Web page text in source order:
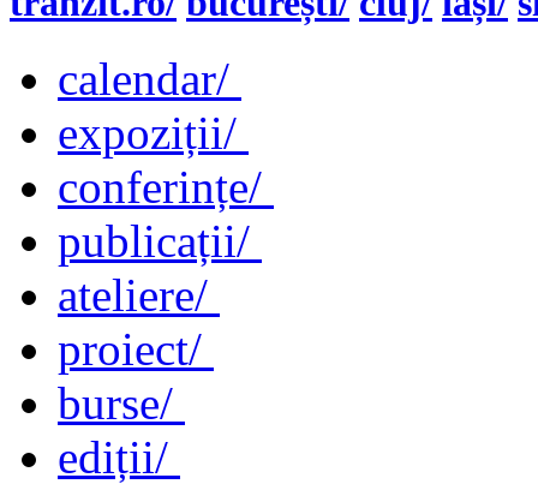
calendar/
expoziții/
conferințe/
publicații/
ateliere/
proiect/
burse/
ediții/